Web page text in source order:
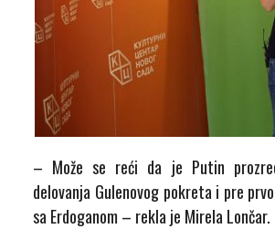
– Može se reći da je Putin
delovanja Gulenovog pokreta i pre
sa Erdoganom – rekla je Mirela Lončar.